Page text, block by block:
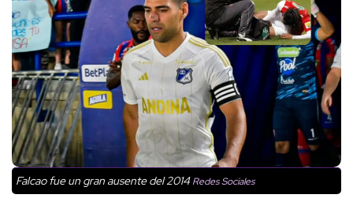
Falcao fue un gran ausente del 2014Redes Sociales